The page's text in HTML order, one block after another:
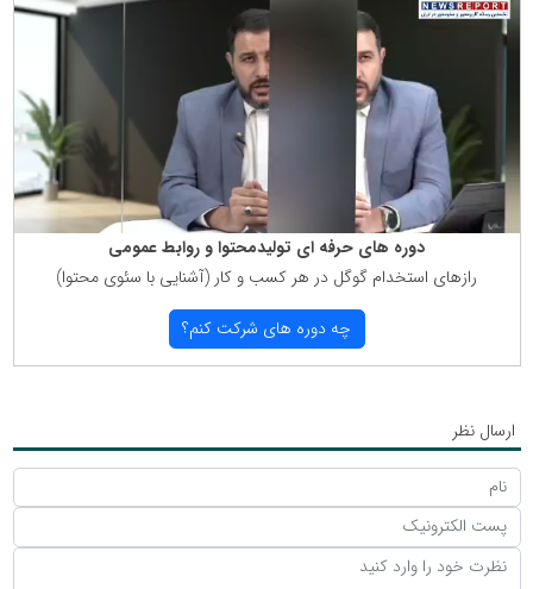
دوره های حرفه ای تولیدمحتوا و روابط عمومی
رازهای استخدام گوگل در هر كسب و كار (آشنایی با سئوی محتوا)
چه دوره های شركت كنم؟
ارسال نظر